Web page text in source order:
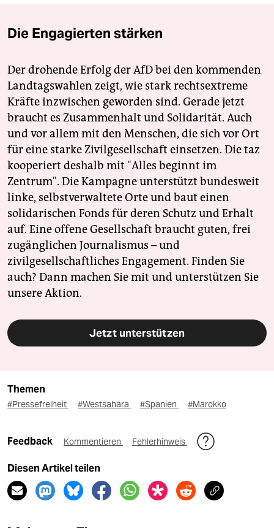
Die Engagierten stärken
Der drohende Erfolg der AfD bei den kommenden
Landtagswahlen zeigt, wie stark rechtsextreme
Kräfte inzwischen geworden sind. Gerade jetzt
braucht es Zusammenhalt und Solidarität. Auch
und vor allem mit den Menschen, die sich vor Ort
für eine starke Zivilgesellschaft einsetzen. Die taz
kooperiert deshalb mit "Alles beginnt im
Zentrum". Die Kampagne unterstützt bundesweit
linke, selbstverwaltete Orte und baut einen
solidarischen Fonds für deren Schutz und Erhalt
auf. Eine offene Gesellschaft braucht guten, frei
zugänglichen Journalismus – und
zivilgesellschaftliches Engagement. Finden Sie
auch? Dann machen Sie mit und unterstützen Sie
unsere Aktion.
Jetzt unterstützen
Themen
#Pressefreiheit #Westsahara #Spanien #Marokko
Feedback Kommentieren Fehlerhinweis
Diesen Artikel teilen